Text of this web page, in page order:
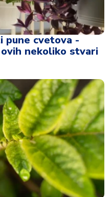
pune cvetova -
nekoliko stvari